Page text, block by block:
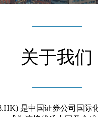
关于我们
是中国证券公司国